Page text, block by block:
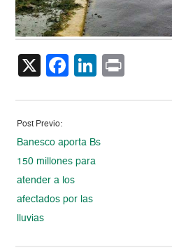
X Facebook
LinkedIn
Post Previo:
Banesco aporta Bs
150 millones para
atender a los
afectados por las
lluvias